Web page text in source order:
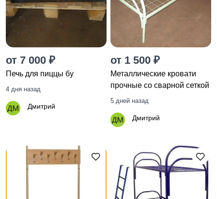
от 7 000 ₽
Печь для пиццы бу
4 дня назад
Дмитрий
от 1 500 ₽
Металлические кровати
прочные со сварной сеткой
5 дней назад
Дмитрий